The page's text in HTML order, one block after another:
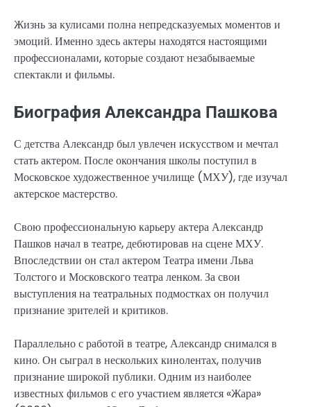
Жизнь за кулисами полна непредсказуемых моментов и
эмоций. Именно здесь актеры находятся настоящими
профессионалами, которые создают незабываемые
спектакли и фильмы.
Биография Александра Пашкова
С детства Александр был увлечен искусством и мечтал
стать актером. После окончания школы поступил в
Московское художественное училище (МХУ), где изучал
актерское мастерство.
Свою профессиональную карьеру актера Александр
Пашков начал в театре, дебютировав на сцене МХУ.
Впоследствии он стал актером Театра имени Льва
Толстого и Московского театра ленком. За свои
выступления на театральных подмостках он получил
признание зрителей и критиков.
Параллельно с работой в театре, Александр снимался в
кино. Он сыграл в нескольких кинолентах, получив
признание широкой публики. Одним из наиболее
известных фильмов с его участием является «Жара»